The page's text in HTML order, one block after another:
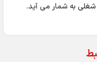
شغلی به شمار می آید.